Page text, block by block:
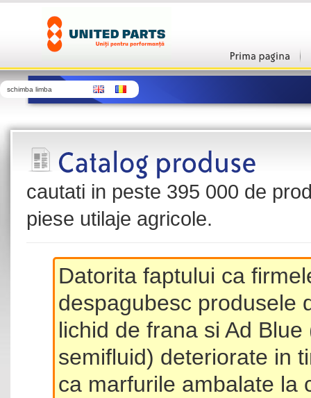
schimba limba
cautati in peste 395 000 de
piese utilaje agricole.
Datorita faptului ca
despagubesc produsele
lichid de frana si Ad
semifluid) deteriorate in
ca marfurile ambalate la